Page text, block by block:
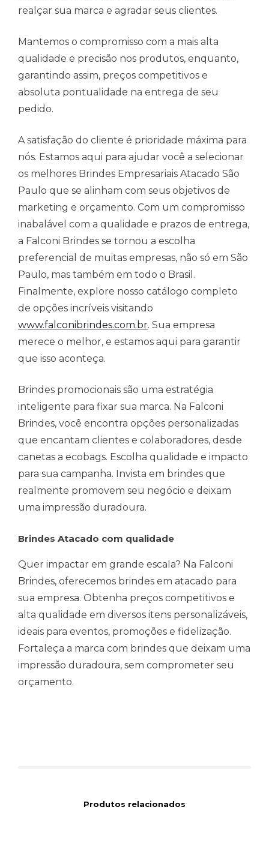
realçar sua marca e agradar seus clientes.
Mantemos o compromisso com a mais alta
qualidade e precisão nos produtos, enquanto,
garantindo assim, preços competitivos e
absoluta pontualidade na entrega de seu
pedido.
A satisfação do cliente é prioridade máxima para
nós. Estamos aqui para ajudar você a selecionar
os melhores Brindes Empresariais Atacado São
Paulo que se alinham com seus objetivos de
marketing e orçamento. Com um compromisso
inabalável com a qualidade e prazos de entrega,
a Falconi Brindes se tornou a escolha
preferencial de muitas empresas, não só em São
Paulo, mas também em todo o Brasil.
Finalmente, explore nosso catálogo completo
de opções incríveis visitando
www.falconibrindes.com.br. Sua empresa
merece o melhor, e estamos aqui para garantir
que isso aconteça.
Brindes promocionais são uma estratégia
inteligente para fixar sua marca. Na Falconi
Brindes, você encontra opções personalizadas
que encantam clientes e colaboradores, desde
canetas a ecobags. Escolha qualidade e impacto
para sua campanha. Invista em brindes que
realmente promovem seu negócio e deixam
uma impressão duradoura.
Brindes Atacado com qualidade
Quer impactar em grande escala? Na Falconi
Brindes, oferecemos brindes em atacado para
sua empresa. Obtenha preços competitivos e
alta qualidade em diversos itens personalizáveis,
ideais para eventos, promoções e fidelização.
Fortaleça a marca com brindes que deixam uma
impressão duradoura, sem comprometer seu
orçamento.
Produtos relacionados